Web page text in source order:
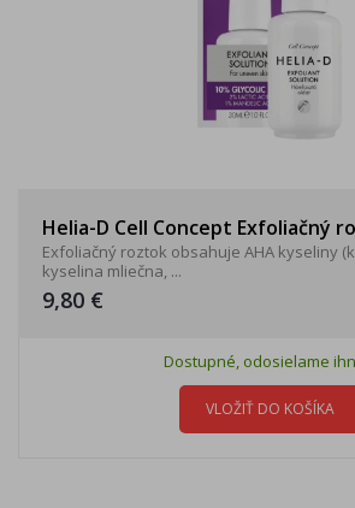
Helia-D Cell Concept Exfoliačný
Exfoliačný roztok obsahuje AHA kyseliny
kyselina mliečna, ...
9,80 €
Dostupné, odosielame
VLOŽIŤ DO KOŠÍKA